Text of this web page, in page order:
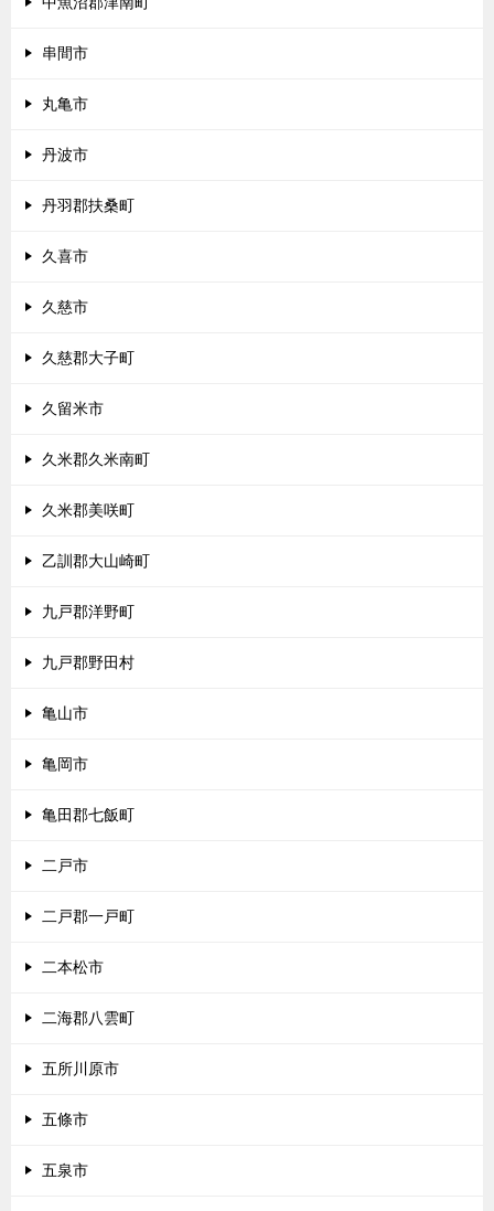
串間市
丸亀市
丹波市
丹羽郡扶桑町
久喜市
久慈市
久慈郡大子町
久留米市
久米郡久米南町
久米郡美咲町
乙訓郡大山崎町
九戸郡洋野町
九戸郡野田村
亀山市
亀岡市
亀田郡七飯町
二戸市
二戸郡一戸町
二本松市
二海郡八雲町
五所川原市
五條市
五泉市